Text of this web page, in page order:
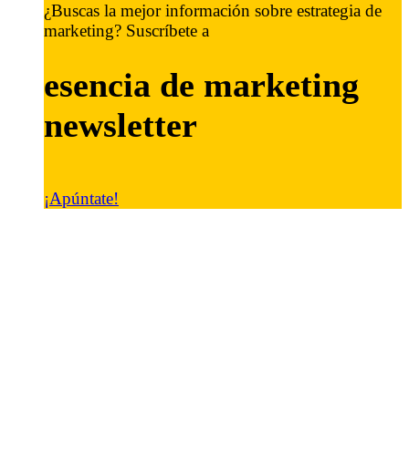
¿Buscas la mejor información sobre estrategia de
marketing? Suscríbete a
esencia de marketing
newsletter
¡Apúntate!